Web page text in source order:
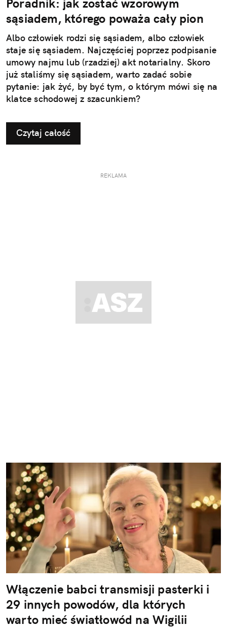
Poradnik: jak zostać wzorowym
sąsiadem, którego poważa cały pion
Albo człowiek rodzi się sąsiadem, albo człowiek
staje się sąsiadem. Najczęściej poprzez podpisanie
umowy najmu lub (rzadziej) akt notarialny. Skoro
już staliśmy się sąsiadem, warto zadać sobie
pytanie: jak żyć, by być tym, o którym mówi się na
klatce schodowej z szacunkiem?
Czytaj całość
REKLAMA
Włączenie babci transmisji pasterki i
29 innych powodów, dla których
warto mieć światłowód na Wigilii